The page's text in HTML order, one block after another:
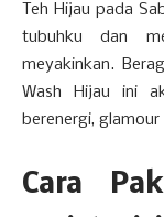
Teh Hijau pada
tubuhku dan
meyakinkan.
Wash Hijau ini
berenergi,
Cara